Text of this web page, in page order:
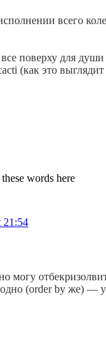
всего
поверху для души
(как это
words here
21:54
могу
(order by же) —